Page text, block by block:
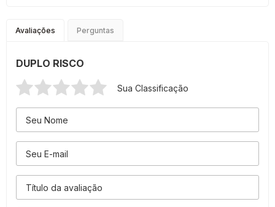
Avaliações Perguntas
DUPLO RISCO
Sua Classificação